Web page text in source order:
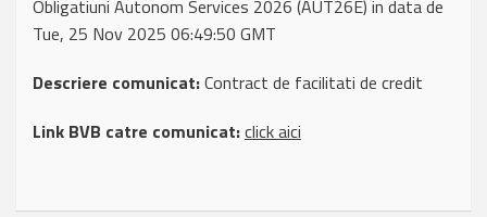
Obligatiuni Autonom Services 2026 (AUT26E) in data de
Tue, 25 Nov 2025 06:49:50 GMT
Descriere comunicat:Contract de facilitati de credit
Link BVB catre comunicat:click aici